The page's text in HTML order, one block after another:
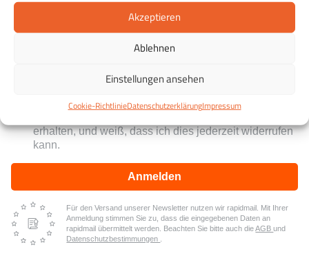
Akzeptieren
Ablehnen
Einstellungen ansehen
Cookie-RichtlinieDatenschutzerklärungImpressum
Kostenlos und unverbindlich und jederzeit abmeldbar.
Ich stimme zu, dass meine personenbezogenen
erhalten, und weiß, dass ich dies jederzeit widerrufen
kann.
Anmelden
Für den Versand unserer Newsletter nutzen wir rapidmail. Mit Ihrer
Anmeldung stimmen Sie zu, dass die eingegebenen Daten an
rapidmail übermittelt werden. Beachten Sie bitte auch dieAGBund
Datenschutzbestimmungen